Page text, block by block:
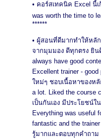
• คอร์สเทคนิค Excel นี้เ
was worth the time to
******
• ผู้สอนที่ดีมากทำให้หลัก
จากมุมมอง ดีทุกตรง ยิน
always have good
Excellent trainer -
ใหม่ๆ ชอบเนื้อหาของหลั
a lot. Liked the course
เป็นกันเอง มีประโยชน์ใ
Everything was useful
fantastic and the
รู้มากและตอบทุกคำถาม